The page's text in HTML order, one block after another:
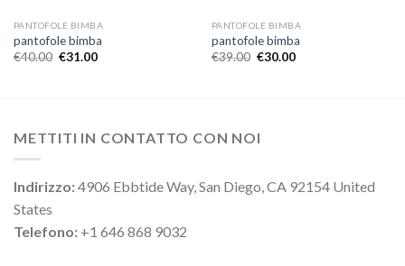
PANTOFOLE BIMBA
pantofole bimba
€40.00 €31.00
PANTOFOLE BIMBA
pantofole bimba
€39.00 €30.00
METTITI IN CONTATTO CON NOI
Indirizzo:4906 Ebbtide Way, San Diego, CA 92154 United
States
Telefono: +1 646 868 9032